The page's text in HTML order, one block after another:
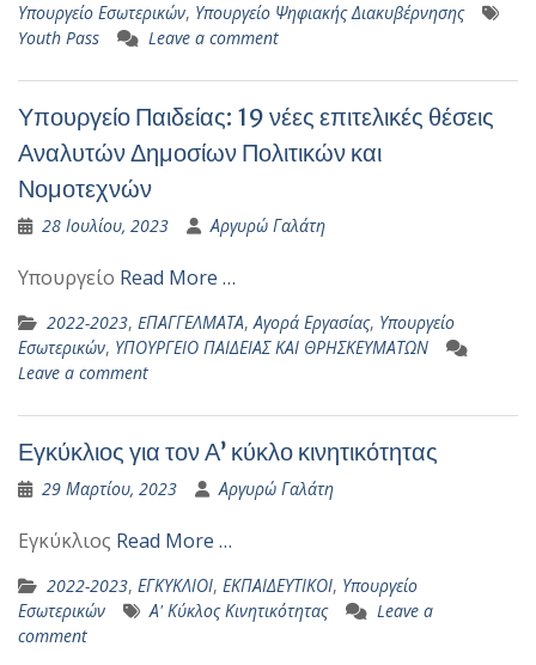
Υπουργείο Εσωτερικών, Υπουργείο Ψηφιακής Διακυβέρνησης
Youth Pass
Leave a comment
Υπουργείο Παιδείας: 19 νέες επιτελικές θέσεις
Αναλυτών Δημοσίων Πολιτικών και
Νομοτεχνών
28 Ιουλίου, 2023 Αργυρώ Γαλάτη
Υπουργείο Read More …
2022-2023, EΠΑΓΓΕΛΜΑΤΑ,Αγορά Εργασίας, Υπουργείο
Εσωτερικών, ΥΠΟΥΡΓΕΙΟ ΠΑΙΔΕΙΑΣ ΚΑΙ ΘΡΗΣΚΕΥΜΑΤΩΝ
Leave a comment
Εγκύκλιος για τον Α’ κύκλο κινητικότητας
29 Μαρτίου, 2023 Αργυρώ Γαλάτη
Εγκύκλιος Read More …
2022-2023, ΕΓΚΥΚΛΙΟΙ, ΕΚΠΑΙΔΕΥΤΙΚΟΙ, Υπουργείο
Εσωτερικών
Α' Κύκλος Κινητικότητας
Leave a
comment